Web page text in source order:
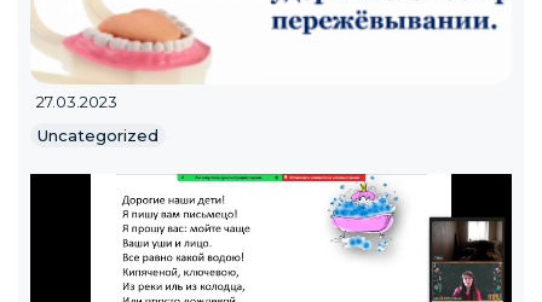
27.03.2023
Uncategorized